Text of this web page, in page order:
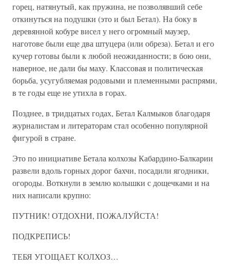
горец, натянутый, как пружина, не позволявший себе
откинуться на подушки (это и был Бетал). На боку в
деревянной кобуре висел у него огромный маузер,
наготове были еще два штуцера (или обреза). Бетал и его
кучер готовы были к любой неожиданности; в бою они,
наверное, не дали бы маху. Классовая и политическая
борьба, усугубляемая родовыми и племенными распрями,
в те годы еще не утихла в горах.
Позднее, в тридцатых годах, Бетал Калмыков благодаря
журналистам и литераторам стал особенно популярной
фигурой в стране.
Это по инициативе Бетала колхозы Кабардино-Балкарии
развели вдоль горных дорог бахчи, посадили ягодники,
огороды. Воткнули в землю колышки с дощечками и на
них написали крупно:
ПУТНИК! ОТДОХНИ, ПОЖАЛУЙСТА!
ПОДКРЕПИСЬ!
ТЕБЯ УГОЩАЕТ КОЛХОЗ…